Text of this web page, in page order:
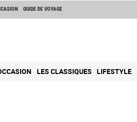
GUIDE DE VOYAGE
LES CLASSIQUES LIFESTYLE